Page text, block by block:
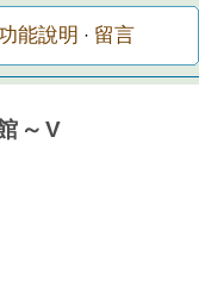
能說明 · 留言
～V